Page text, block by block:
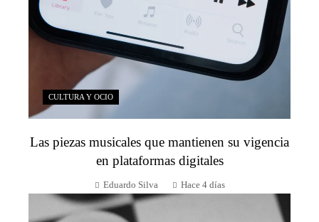
CULTURA Y OCIO
Las piezas musicales que mantienen su vigencia
en plataformas digitales
Eduardo Silva Hace 4 días